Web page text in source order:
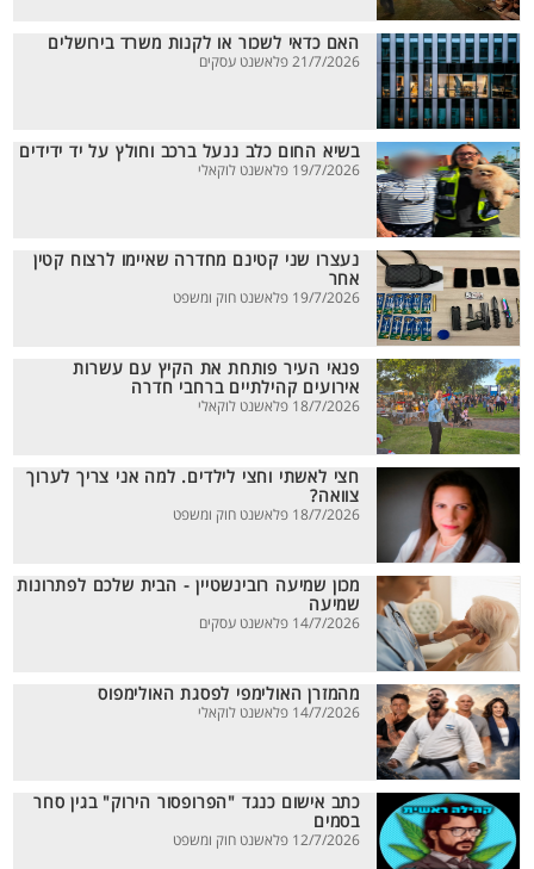
האם כדאי לשכור או לקנות משרד בירושלים
21/7/2026 פלאשנט עסקים
בשיא החום כלב ננעל ברכב וחולץ על יד ידידים
19/7/2026 פלאשנט לוקאלי
נעצרו שני קטינם מחדרה שאיימו לרצוח קטין
אחר
19/7/2026 פלאשנט חוק ומשפט
פנאי העיר פותחת את הקיץ עם עשרות
אירועים קהילתיים ברחבי חדרה
18/7/2026 פלאשנט לוקאלי
חצי לאשתי וחצי לילדים. למה אני צריך לערוך
צוואה?
18/7/2026 פלאשנט חוק ומשפט
מכון שמיעה רובינשטיין - הבית שלכם לפתרונות
שמיעה
14/7/2026 פלאשנט עסקים
מהמזרן האולימפי לפסגת האולימפוס
14/7/2026 פלאשנט לוקאלי
כתב אישום כנגד "הפרופסור הירוק" בגין סחר
בסמים
12/7/2026 פלאשנט חוק ומשפט